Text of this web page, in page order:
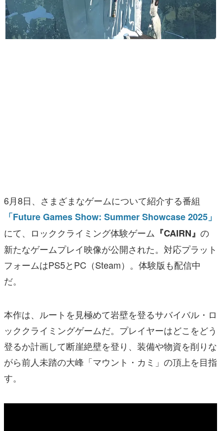
なんでゲームは面白い？
ゲーム開発者・hamatsu氏がゲームの魅力を画面や操作の
具体的な形から解き明かしていく、硬派で骨太な評論連載
です。
その他
電ファミニコゲーマーとは？
運営：株式会社マレ
6月8日、さまざまなゲームについて紹介する番組
「Future Games Show: Summer Showcase 2025」
にて、ロッククライミング体験ゲーム 『CAIRN』 の
新たなゲームプレイ映像が公開された。対応プラット
フォームはPS5とPC（Steam）。体験版も配信中
だ。
本作は、ルートを見極めて岩壁を登るサバイバル・ロ
ッククライミングゲームだ。プレイヤーはどこをどう
登るか計画して断崖絶壁を登り、装備や物資を削りな
がら前人未踏の大峰「マウント・カミ」の頂上を目指
す。